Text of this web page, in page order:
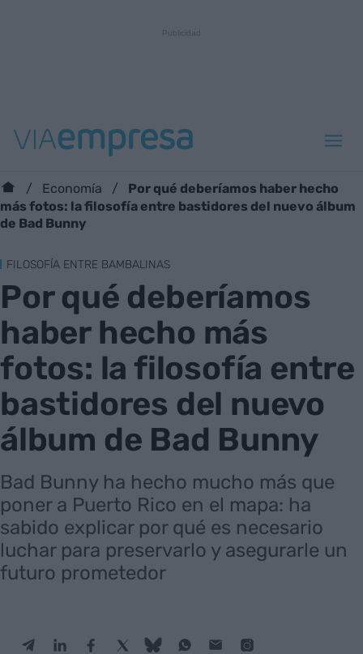
Economía
Por qué deberíamos haber hecho
más fotos: la filosofía entre bastidores del nuevo álbum
de Bad Bunny
FILOSOFÍA ENTRE BAMBALINAS
Por qué deberíamos
haber hecho más
fotos: la filosofía entre
bastidores del nuevo
álbum de Bad Bunny
Bad Bunny ha hecho mucho más que
poner a Puerto Rico en el mapa: ha
sabido explicar por qué es necesario
luchar para preservarlo y asegurarle un
futuro prometedor